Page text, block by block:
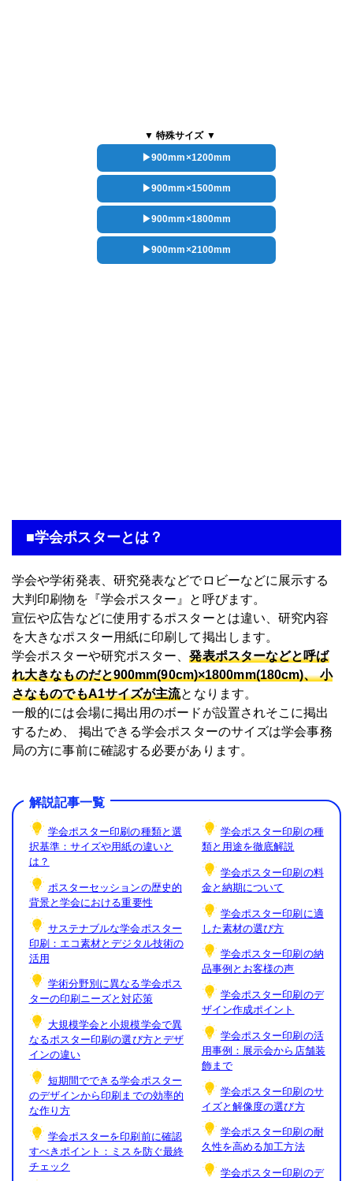
▼ 特殊サイズ ▼
▶900mm×1200mm
▶900mm×1500mm
▶900mm×1800mm
▶900mm×2100mm
■学会ポスターとは？
学会や学術発表、研究発表などでロビーなどに展示する
大判印刷物を『学会ポスター』と呼びます。
宣伝や広告などに使用するポスターとは違い、研究内容
を大きなポスター用紙に印刷して掲出します。
学会ポスターや研究ポスター、発表ポスターなどと呼ば
れ大きなものだと900mm(90cm)×1800mm(180cm)、 小
さなものでもA1サイズが主流となります。
一般的には会場に掲出用のボードが設置されそこに掲出
するため、 掲出できる学会ポスターのサイズは学会事務
局の方に事前に確認する必要があります。
解説記事一覧
学会ポスター印刷の種類と選
択基準：サイズや用紙の違いと
は？
ポスターセッションの歴史的
背景と学会における重要性
サステナブルな学会ポスター
印刷：エコ素材とデジタル技術の
活用
学術分野別に異なる学会ポス
ターの印刷ニーズと対応策
大規模学会と小規模学会で異
なるポスター印刷の選び方とデザ
インの違い
短期間でできる学会ポスター
のデザインから印刷までの効率的
な作り方
学会ポスターを印刷前に確認
すべきポイント：ミスを防ぐ最終
チェック
学会ポスター印刷の種
類と用途を徹底解説
学会ポスター印刷の料
金と納期について
学会ポスター印刷に適
した素材の選び方
学会ポスター印刷の納
品事例とお客様の声
学会ポスター印刷のデ
ザイン作成ポイント
学会ポスター印刷の活
用事例：展示会から店舗装
飾まで
学会ポスター印刷のサ
イズと解像度の選び方
学会ポスター印刷の耐
久性を高める加工方法
学会ポスター印刷のデ